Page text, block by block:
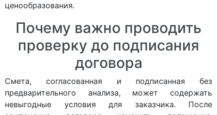
ценообразования.
Почему важно проводить
проверку до подписания
договора
Смета, согласованная и подписанная без
предварительного анализа, может содержать
невыгодные условия для заказчика. После